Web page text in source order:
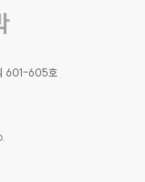
601-605호